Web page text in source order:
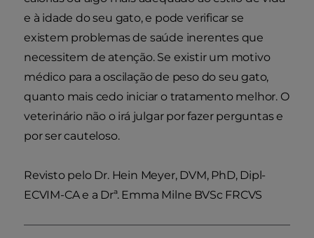
e à idade do seu gato, e pode verificar se
existem problemas de saúde inerentes que
necessitem de atenção. Se existir um motivo
médico para a oscilação de peso do seu gato,
quanto mais cedo iniciar o tratamento melhor. O
veterinário não o irá julgar por fazer perguntas e
por ser cauteloso.
Revisto pelo Dr. Hein Meyer, DVM, PhD, Dipl-
ECVIM-CA e a Drª. Emma Milne BVSc FRCVS